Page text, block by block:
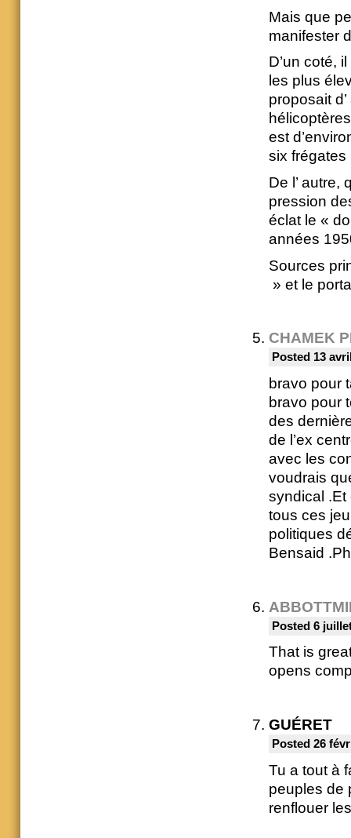
Mais que
manifester
D’un coté,
les plus
proposait
est
six frégates
De l’ autre,
pression
éclat le «
années
Sources
» et le
CHAMEK
Posted 13
bravo pour
bravo pour
des
de l’ex
avec les
voudrais
syndical
tous ces
politiques
Bensaid
Posted 6
That is
opens
GUÉRET
Posted 26
Tu a tout à
peuples de
renflouer